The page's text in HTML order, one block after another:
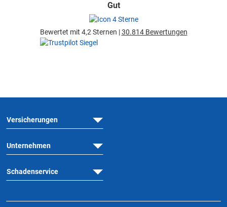
Gut
Bewertet mit 4,2 Sternen |30.814 Bewertungen
Versicherungen
Unternehmen
Schadenservice